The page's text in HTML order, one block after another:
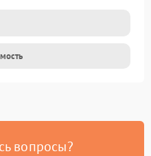
вопросы?